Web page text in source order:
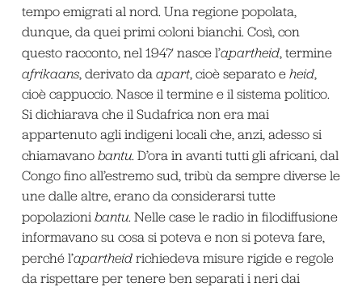
tempo emigrati al nord. Una regione popolata,
dunque, da quei primi coloni bianchi. Così, con
questo racconto, nel 1947 nasce l’apartheid, termine
afrikaans, derivato da apart, cioè separato e heid,
cioè cappuccio. Nasce il termine e il sistema politico.
Si dichiarava che il Sudafrica non era mai
appartenuto agli indigeni locali che, anzi, adesso si
chiamavano bantu. D’ora in avanti tutti gli africani, dal
Congo fino all’estremo sud, tribù da sempre diverse le
une dalle altre, erano da considerarsi tutte
popolazioni bantu. Nelle case le radio in filodiffusione
informavano su cosa si poteva e non si poteva fare,
perché l’apartheidrichiedeva misure rigide e regole
da rispettare per tenere ben separati i neri dai